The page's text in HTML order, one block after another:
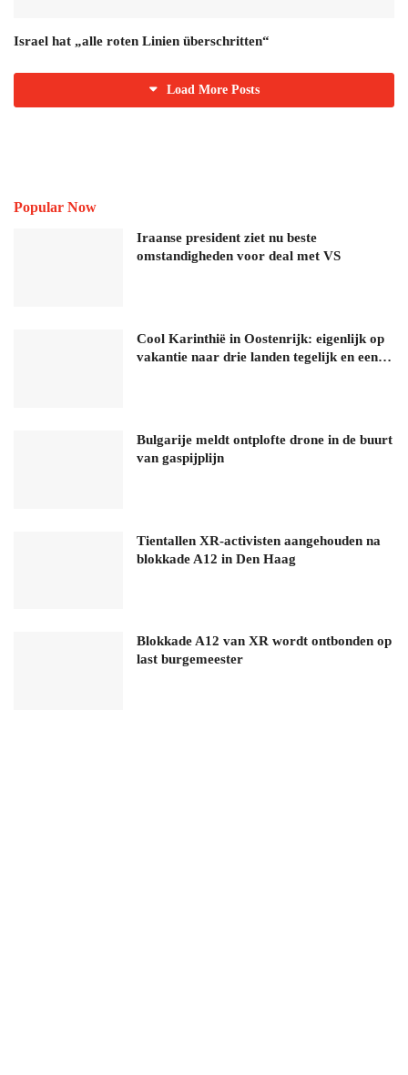
Israel hat „alle roten Linien überschritten“
Load More Posts
Popular Now
Iraanse president ziet nu beste
omstandigheden voor deal met VS
Cool Karinthië in Oostenrijk: eigenlijk op
vakantie naar drie landen tegelijk en een…
Bulgarije meldt ontplofte drone in de buurt
van gaspijplijn
Tientallen XR-activisten aangehouden na
blokkade A12 in Den Haag
Blokkade A12 van XR wordt ontbonden op
last burgemeester